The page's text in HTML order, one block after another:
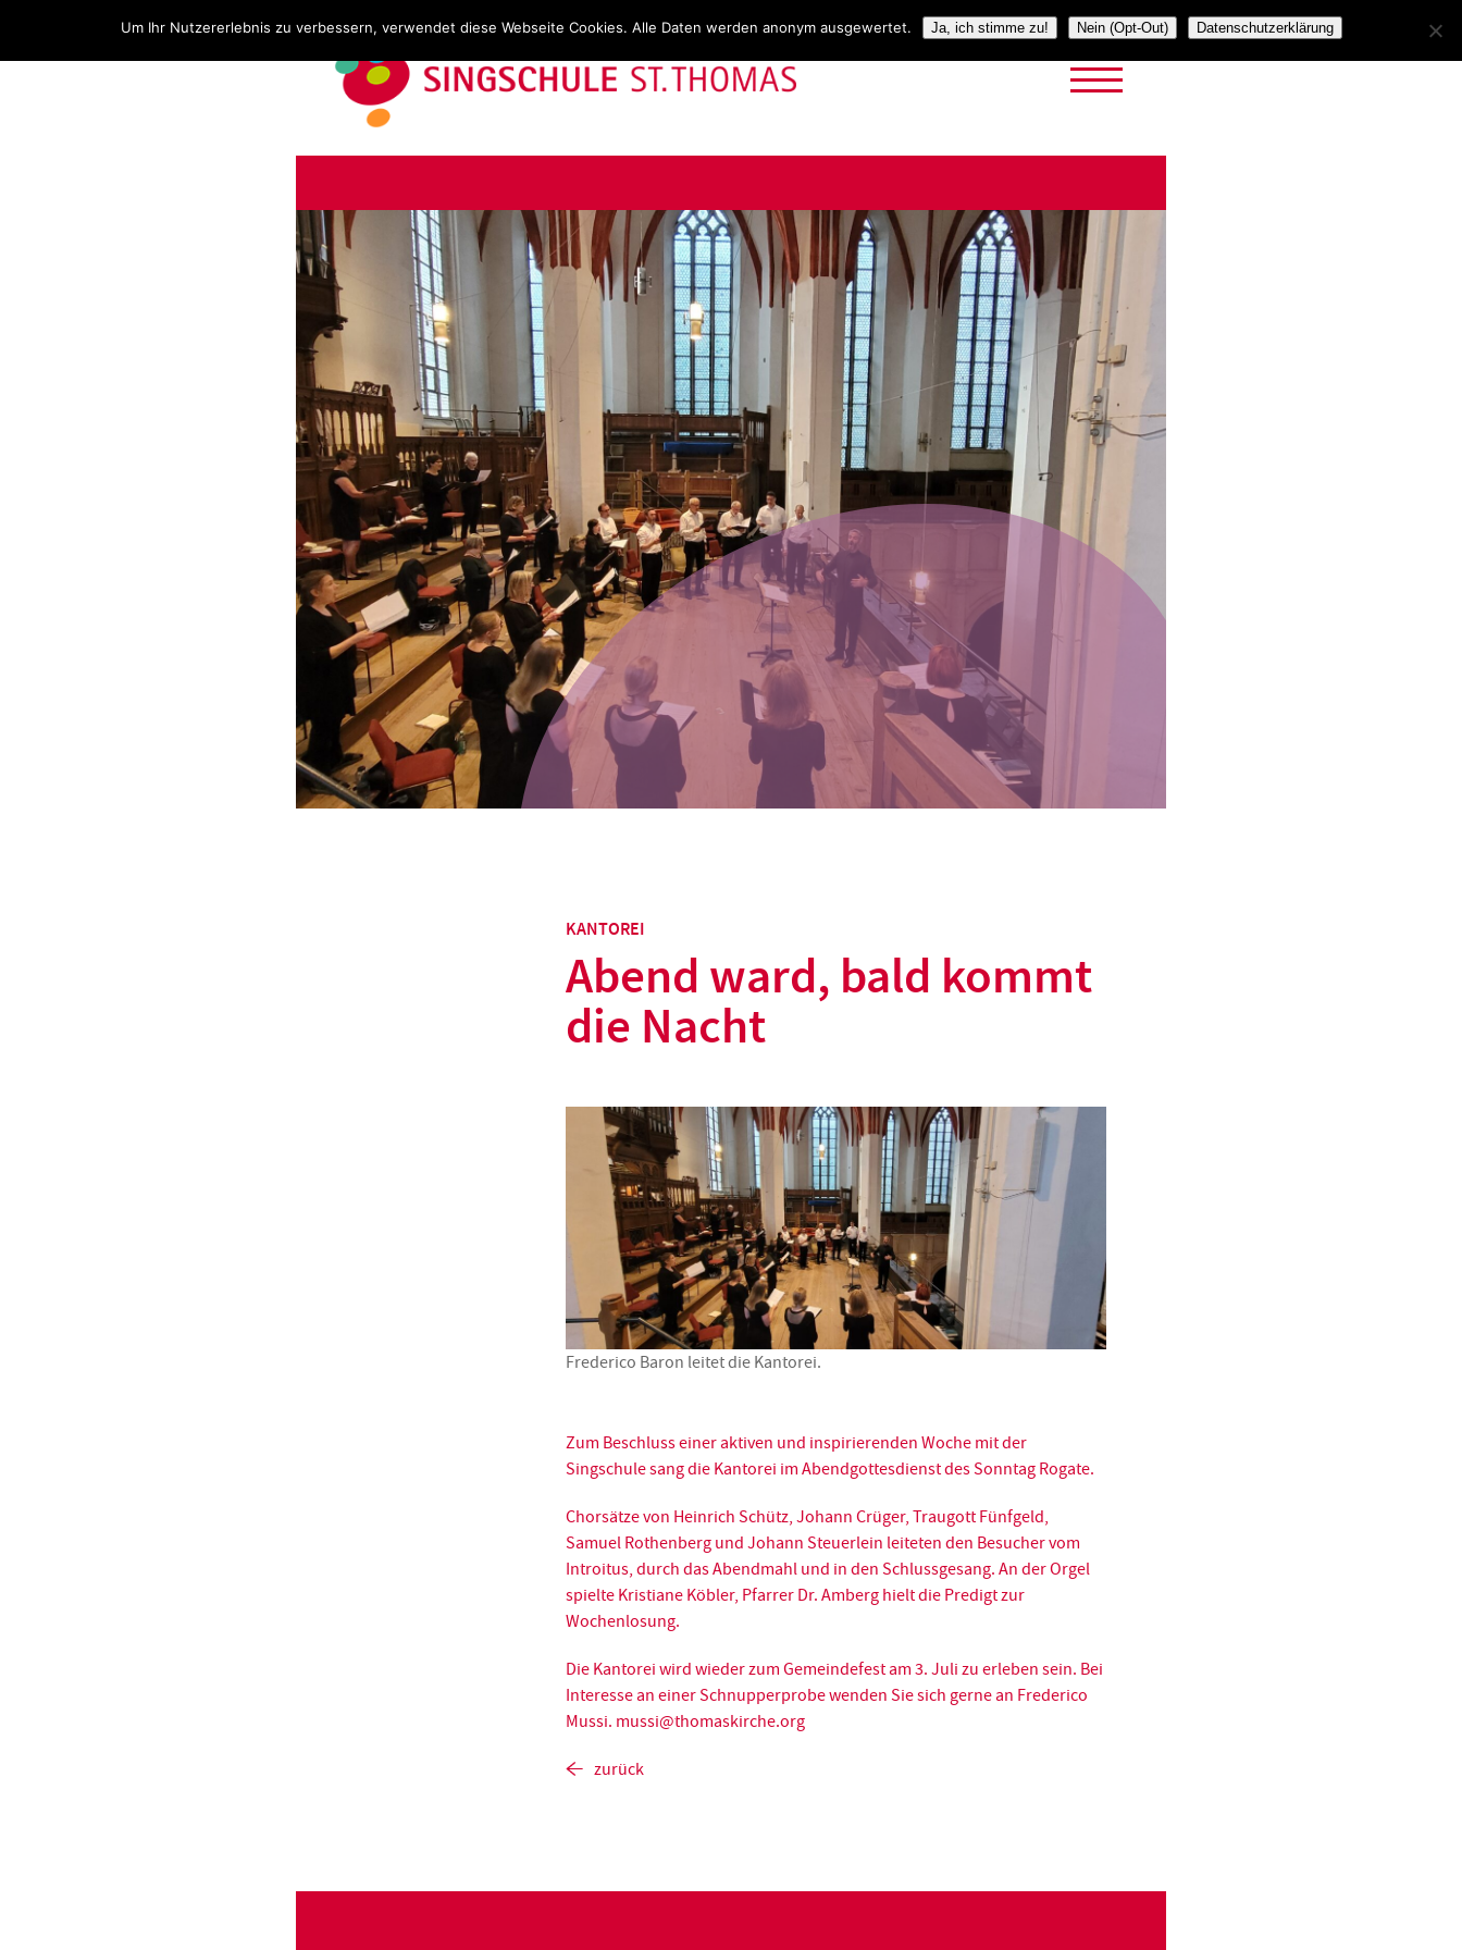
KANTOREI
Abend ward, bald kommt
die Nacht
Frederico Baron leitet die Kantorei.
Zum Beschluss einer aktiven und inspirierenden Woche mit der
Singschule sang die Kantorei im Abendgottesdienst des Sonntag Rogate.
Chorsätze von Heinrich Schütz, Johann Crüger, Traugott Fünfgeld,
Samuel Rothenberg und Johann Steuerlein leiteten den Besucher vom
Introitus, durch das Abendmahl und in den Schlussgesang. An der Orgel
spielte Kristiane Köbler, Pfarrer Dr. Amberg hielt die Predigt zur
Wochenlosung.
Die Kantorei wird wieder zum Gemeindefest am 3. Juli zu erleben sein. Bei
Interesse an einer Schnupperprobe wenden Sie sich gerne an Frederico
Mussi. mussi@thomaskirche.org
zurück
Um Ihr Nutzererlebnis zu verbessern, verwendet diese Webseite Cookies. Alle Daten werden anonym ausgewertet. Ja, ich stimme zu! Nein (Opt-Out) Datenschutzerklärung